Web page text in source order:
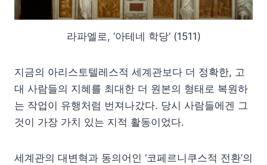
라파엘로, ‘아테네 학당’ (1511)
지금의 아리스토텔레스적 세계관보다 더 정확한, 고
대 사람들의 지혜를 최대한 더 원본의 형태로 복원하
는 작업이 유행처럼 번져나갔다. 당시 사람들에겐 그
것이 가장 가치 있는 지적 활동이었다.
세계관의 대변혁과 동의어인 ‘코페르니쿠스적 전환’의